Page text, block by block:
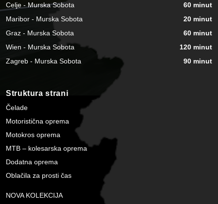
Celje - Murska Sobota
60 minut
Maribor - Murska Sobota
20 minut
Graz - Murska Sobota
60 minut
Wien - Murska Sobota
120 minut
Zagreb - Murska Sobota
90 minut
Struktura strani
Čelade
Motoristična oprema
Motokros oprema
MTB – kolesarska oprema
Dodatna oprema
Oblačila za prosti čas
NOVA KOLEKCIJA